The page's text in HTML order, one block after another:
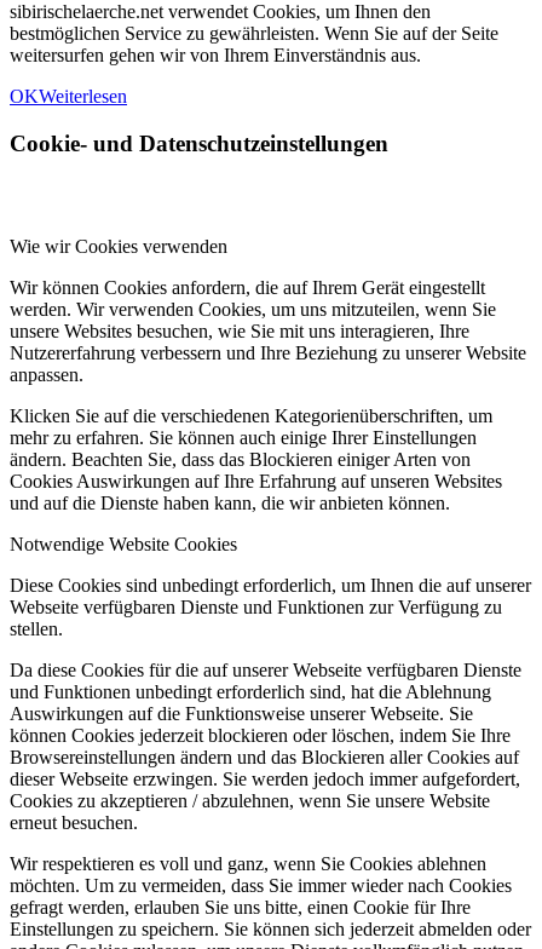
sibirischelaerche.net verwendet Cookies, um Ihnen den
bestmöglichen Service zu gewährleisten. Wenn Sie auf der Seite
weitersurfen gehen wir von Ihrem Einverständnis aus.
OKWeiterlesen
Cookie- und Datenschutzeinstellungen
Wie wir Cookies verwenden
Wir können Cookies anfordern, die auf Ihrem Gerät eingestellt
werden. Wir verwenden Cookies, um uns mitzuteilen, wenn Sie
unsere Websites besuchen, wie Sie mit uns interagieren, Ihre
Nutzererfahrung verbessern und Ihre Beziehung zu unserer Website
anpassen.
Klicken Sie auf die verschiedenen Kategorienüberschriften, um
mehr zu erfahren. Sie können auch einige Ihrer Einstellungen
ändern. Beachten Sie, dass das Blockieren einiger Arten von
Cookies Auswirkungen auf Ihre Erfahrung auf unseren Websites
und auf die Dienste haben kann, die wir anbieten können.
Notwendige Website Cookies
Diese Cookies sind unbedingt erforderlich, um Ihnen die auf unserer
Webseite verfügbaren Dienste und Funktionen zur Verfügung zu
stellen.
Da diese Cookies für die auf unserer Webseite verfügbaren Dienste
und Funktionen unbedingt erforderlich sind, hat die Ablehnung
Auswirkungen auf die Funktionsweise unserer Webseite. Sie
können Cookies jederzeit blockieren oder löschen, indem Sie Ihre
Browsereinstellungen ändern und das Blockieren aller Cookies auf
dieser Webseite erzwingen. Sie werden jedoch immer aufgefordert,
Cookies zu akzeptieren / abzulehnen, wenn Sie unsere Website
erneut besuchen.
Wir respektieren es voll und ganz, wenn Sie Cookies ablehnen
möchten. Um zu vermeiden, dass Sie immer wieder nach Cookies
gefragt werden, erlauben Sie uns bitte, einen Cookie für Ihre
Einstellungen zu speichern. Sie können sich jederzeit abmelden oder